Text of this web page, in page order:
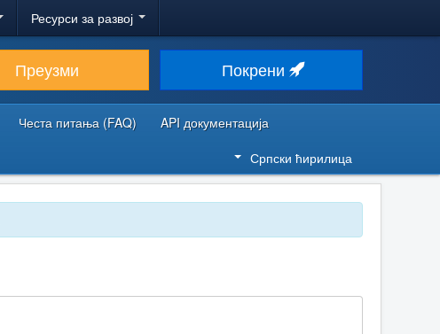
Ресурси за развој
Преузми Покрени
Честа питања (FAQ)
API документација
Српски ћирилица